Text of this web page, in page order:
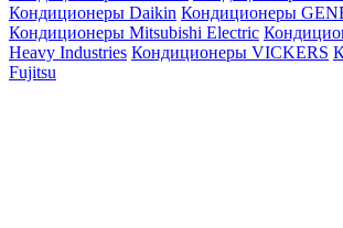
Кондиционеры Daikin Кондиционеры
Кондиционеры Mitsubishi Electric
Heavy Industries Кондиционеры VICKERS
Fujitsu